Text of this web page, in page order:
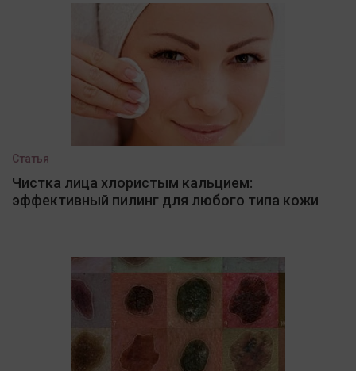
Статья
Чистка лица хлористым кальцием:
эффективный пилинг для любого типа кожи